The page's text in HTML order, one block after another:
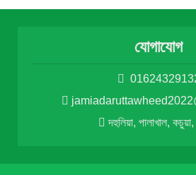
যোগাযোগ
দহুলিয়া, পালাখাল,